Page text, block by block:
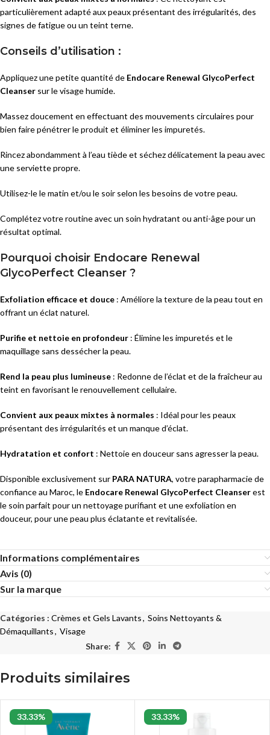
particulièrement adapté aux peaux présentant des irrégularités, des
signes de fatigue ou un teint terne.
Conseils d’utilisation :
Appliquez une petite quantité de Endocare Renewal GlycoPerfect
Cleanser sur le visage humide.
Massez doucement en effectuant des mouvements circulaires pour
bien faire pénétrer le produit et éliminer les impuretés.
Rincez abondamment à l’eau tiède et séchez délicatement la peau avec
une serviette propre.
Utilisez-le le matin et/ou le soir selon les besoins de votre peau.
Complétez votre routine avec un soin hydratant ou anti-âge pour un
résultat optimal.
Pourquoi choisir Endocare Renewal
GlycoPerfect Cleanser ?
Exfoliation efficace et douce : Améliore la texture de la peau tout en
offrant un éclat naturel.
Purifie et nettoie en profondeur : Élimine les impuretés et le
maquillage sans dessécher la peau.
Rend la peau plus lumineuse : Redonne de l’éclat et de la fraîcheur au
teint en favorisant le renouvellement cellulaire.
Convient aux peaux mixtes à normales : Idéal pour les peaux
présentant des irrégularités et un manque d’éclat.
Hydratation et confort : Nettoie en douceur sans agresser la peau.
Disponible exclusivement sur PARA NATURA, votre parapharmacie de
confiance au Maroc, le Endocare Renewal GlycoPerfect Cleanserest
le soin parfait pour un nettoyage purifiant et une exfoliation en
douceur, pour une peau plus éclatante et revitalisée.
Informations complémentaires
Avis (0)
Sur la marque
Catégories : Crèmes et Gels Lavants, Soins Nettoyants &
Démaquillants, Visage
Share:
Produits similaires
33.33% 33.33%